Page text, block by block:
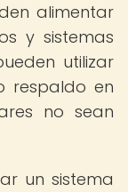
alimentar
y sistemas
utilizar
respaldo en
no sean
un sistema